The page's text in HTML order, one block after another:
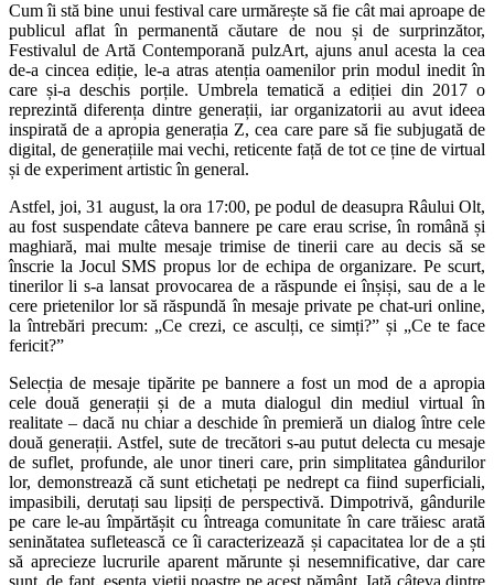
Cum îi stă bine unui festival care urmărește să fie cât mai aproape de
publicul aflat în permanentă căutare de nou și de surprinzător,
Festivalul de Artă Contemporană pulzArt, ajuns anul acesta la cea
de-a cincea ediție, le-a atras atenția oamenilor prin modul inedit în
care și-a deschis porțile. Umbrela tematică a ediției din 2017 o
reprezintă diferența dintre generații, iar organizatorii au avut ideea
inspirată de a apropia generația Z, cea care pare să fie subjugată de
digital, de generațiile mai vechi, reticente față de tot ce ține de virtual
și de experiment artistic în general.
Astfel, joi, 31 august, la ora 17:00, pe podul de deasupra Râului Olt,
au fost suspendate câteva bannere pe care erau scrise, în română și
maghiară, mai multe mesaje trimise de tinerii care au decis să se
înscrie la Jocul SMS propus lor de echipa de organizare. Pe scurt,
tinerilor li s-a lansat provocarea de a răspunde ei înșiși, sau de a le
cere prietenilor lor să răspundă în mesaje private pe chat-uri online,
la întrebări precum: „Ce crezi, ce asculți, ce simți?” și „Ce te face
fericit?”
Selecția de mesaje tipărite pe bannere a fost un mod de a apropia
cele două generații și de a muta dialogul din mediul virtual în
realitate – dacă nu chiar a deschide în premieră un dialog între cele
două generații. Astfel, sute de trecători s-au putut delecta cu mesaje
de suflet, profunde, ale unor tineri care, prin simplitatea gândurilor
lor, demonstrează că sunt etichetați pe nedrept ca fiind superficiali,
impasibili, derutați sau lipsiți de perspectivă. Dimpotrivă, gândurile
pe care le-au împărtășit cu întreaga comunitate în care trăiesc arată
seninătatea sufletească ce îi caracterizează și capacitatea lor de a ști
să aprecieze lucrurile aparent mărunte și nesemnificative, dar care